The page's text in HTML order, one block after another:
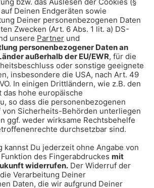
Hits: Heiße Rhythmen auf